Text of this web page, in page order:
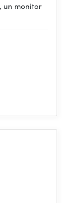
un monitor